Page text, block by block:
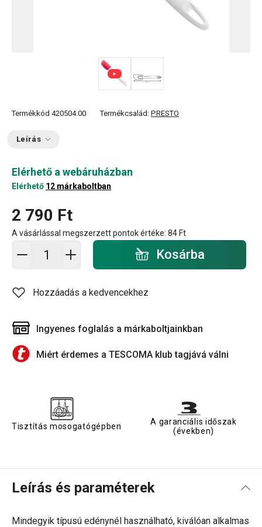
Termékkód 420504.00 Termékcsalád: PRESTO
Leírás
Elérhető a webáruházban
Elérhető 12 márkaboltban
2 790 Ft
A vásárlással megszerzett pontok értéke: 84 Ft
Kosárba - mennyiség Kosárba
Hozzáadás a kedvencekhez
Ingyenes foglalás a márkaboltjainkban
Miért érdemes a TESCOMA klub tagjává válni
Tisztítás mosogatógépben
A garanciális időszak
(években)
Leírás és paraméterek
Mindegyik típusú edénynél használható, kiválóan alkalmas